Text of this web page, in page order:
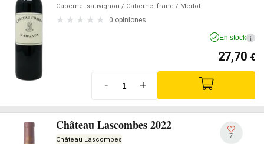
Cabernet sauvignon / Cabernet franc / Merlot
0 opiniones
En stock i
27,70 €
- +
Château Lascombes 2022
Château Lascombes 7